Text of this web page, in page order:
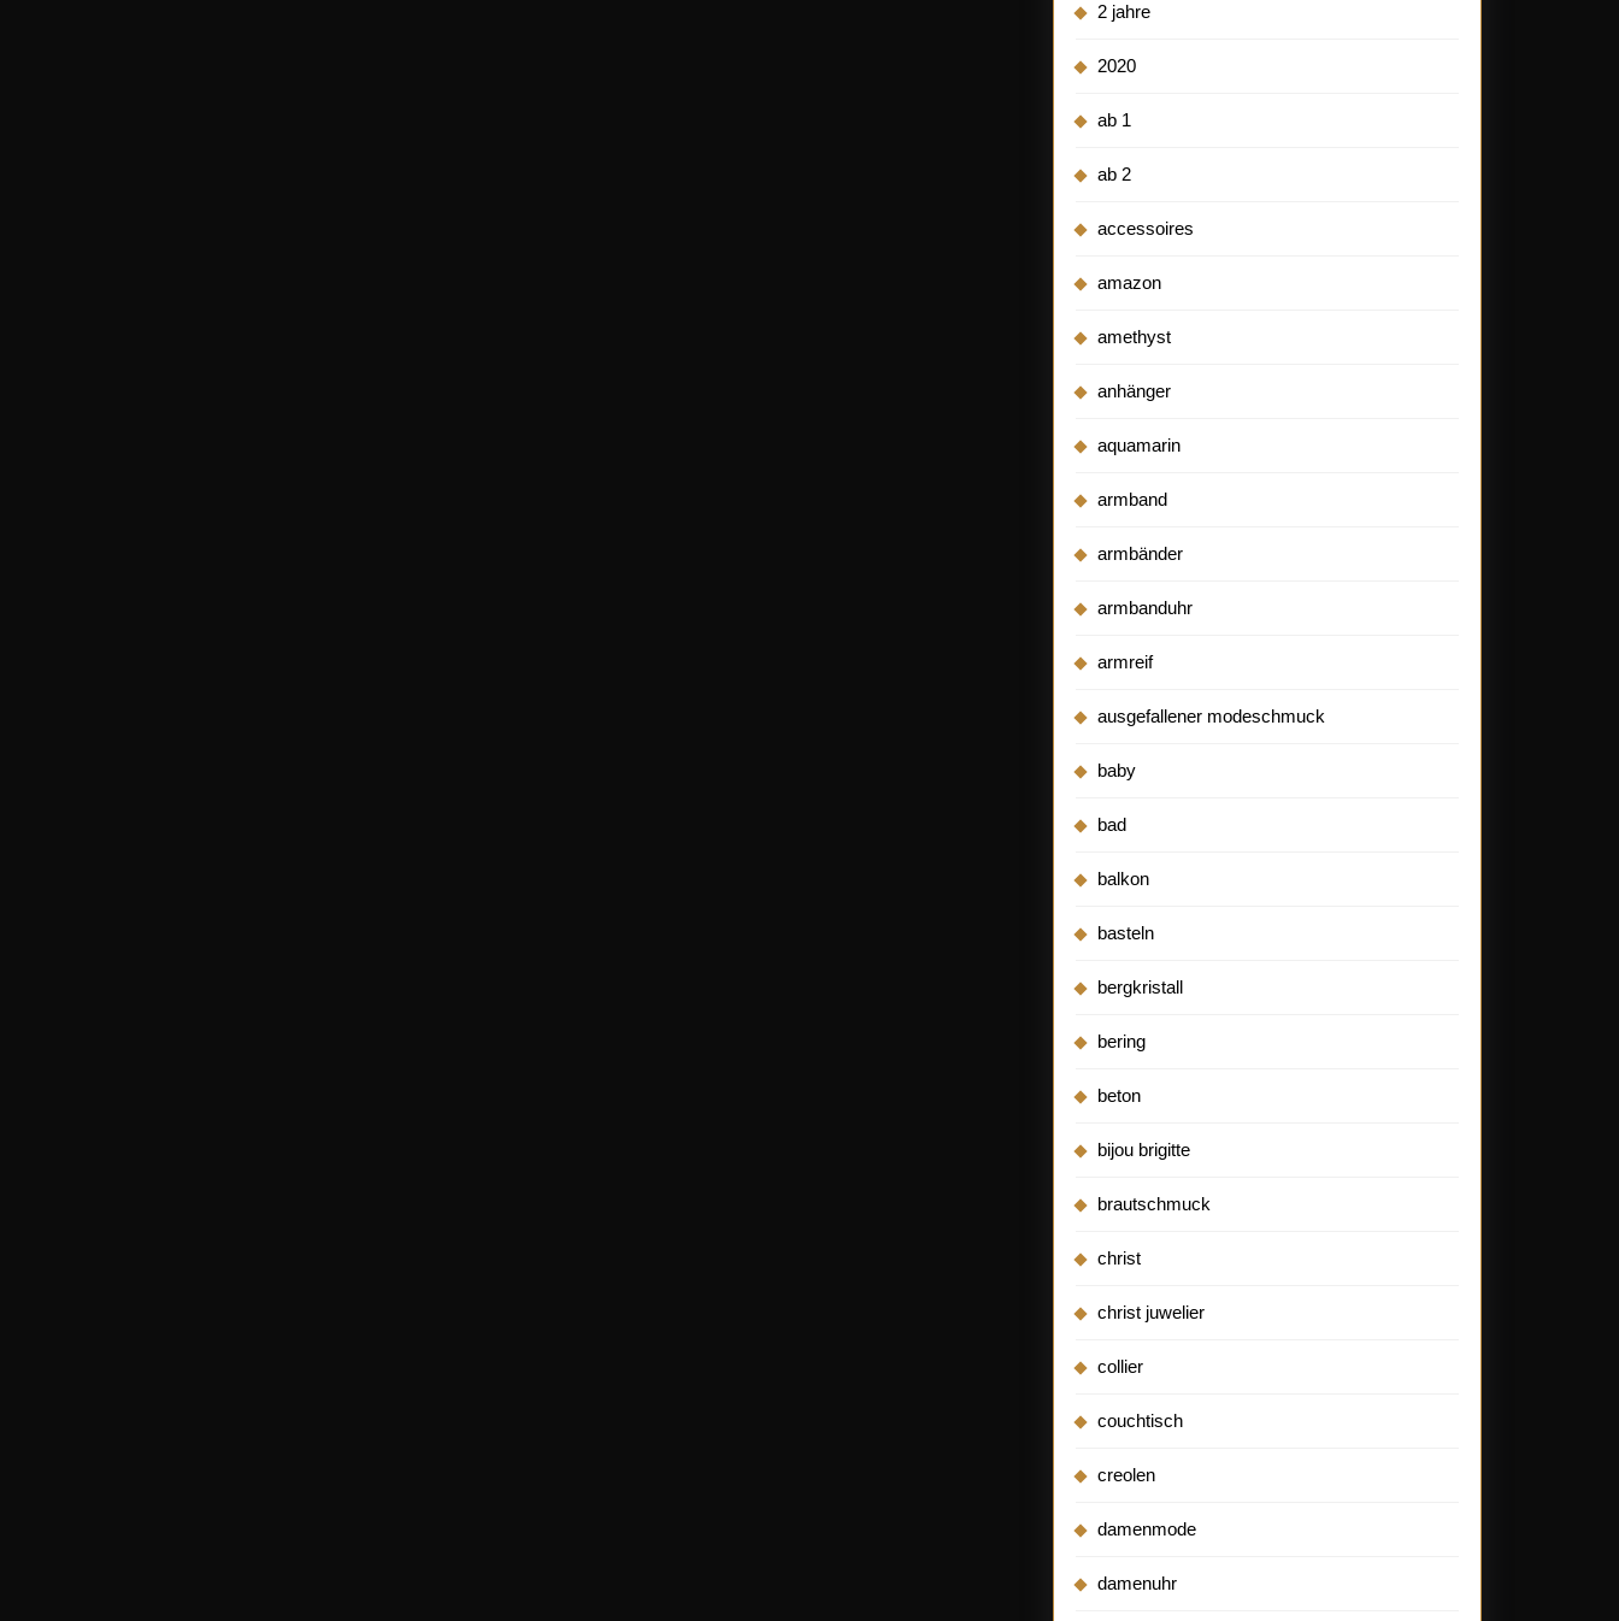
2 jahre
2020
ab 1
ab 2
accessoires
amazon
amethyst
anhänger
aquamarin
armband
armbänder
armbanduhr
armreif
ausgefallener modeschmuck
baby
bad
balkon
basteln
bergkristall
bering
beton
bijou brigitte
brautschmuck
christ
christ juwelier
collier
couchtisch
creolen
damenmode
damenuhr